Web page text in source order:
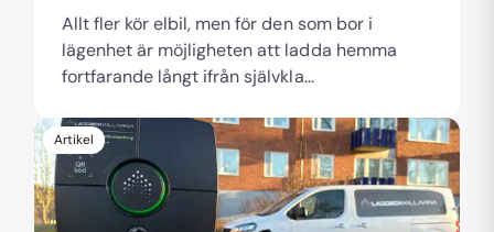
Allt fler kör elbil, men för den som bor i
lägenhet är möjligheten att ladda hemma
fortfarande långt ifrån självkla...
Artikel